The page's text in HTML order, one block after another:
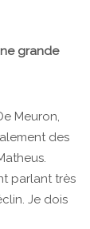
grande
Meuron,
des
parlant très
Je dois